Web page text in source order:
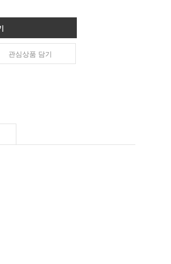
관심상품 담기